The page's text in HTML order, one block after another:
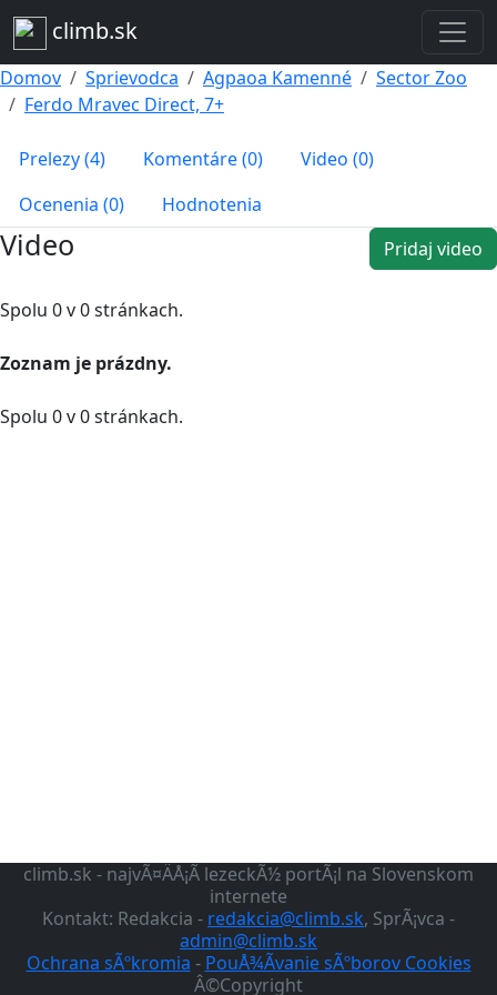
climb.sk
Domov Sprievodca Agpaoa Kamenné
Sector Zoo
Ferdo Mravec Direct, 7+
Prelezy (4) Komentáre (0)
Video (0)
Ocenenia (0)
Hodnotenia
Pridaj video
Video
Spolu 0 v 0 stránkach.
Zoznam je prázdny.
Spolu 0 v 0 stránkach.
climb.sk - najvÃ¤ÄÅ¡Ã­ lezeckÃ½ portÃ¡l na Slovenskom
internete
Kontakt: Redakcia - redakcia@climb.sk, SprÃ¡vca -
admin@climb.sk
Ochrana sÃºkromia - PouÅ¾Ã­vanie sÃºborov Cookies
Â©Copyright